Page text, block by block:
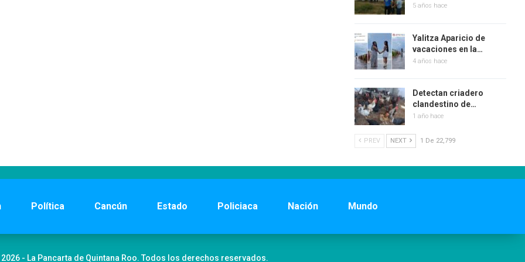
5 años hace
Yalitza Aparicio de
vacaciones en la…
4 años hace
Detectan criadero
clandestino de…
1 año hace
PREV NEXT 1 De 22,799
Política Cancún Estado Policiaca Nación Mundo
- La Pancarta de Quintana Roo. Todos los derechos reservados.